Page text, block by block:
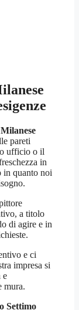
pareti
ufficio o il
in
in quanto noi
a titolo
di agire e in
e ci
impresa si
e
mura.
Settimo